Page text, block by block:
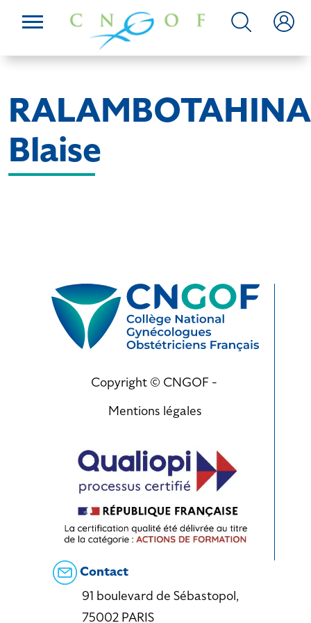
RALAMBOTAHINA
Blaise
Copyright © CNGOF -
Mentions légales
Contact
91 boulevard de Sébastopol,
75002 PARIS